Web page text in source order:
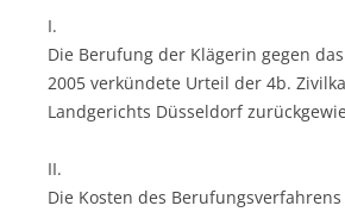
I.
Die Berufung der Klägerin gegen
2005 verkündete Urteil der 4b.
Landgerichts Düsseldorf
II.
Die Kosten des